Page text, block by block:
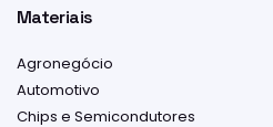
Materiais
Agronegócio
Automotivo
Chips e Semicondutores